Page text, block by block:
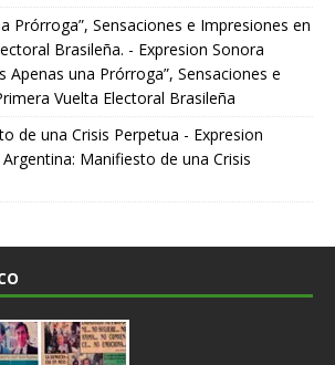
Prórroga”, Sensaciones e Impresiones en
Brasileña. - Expresion Sonora
Apenas una Prórroga”, Sensaciones e
Vuelta Electoral Brasileña
de una Crisis Perpetua - Expresion
Argentina: Manifiesto de una Crisis